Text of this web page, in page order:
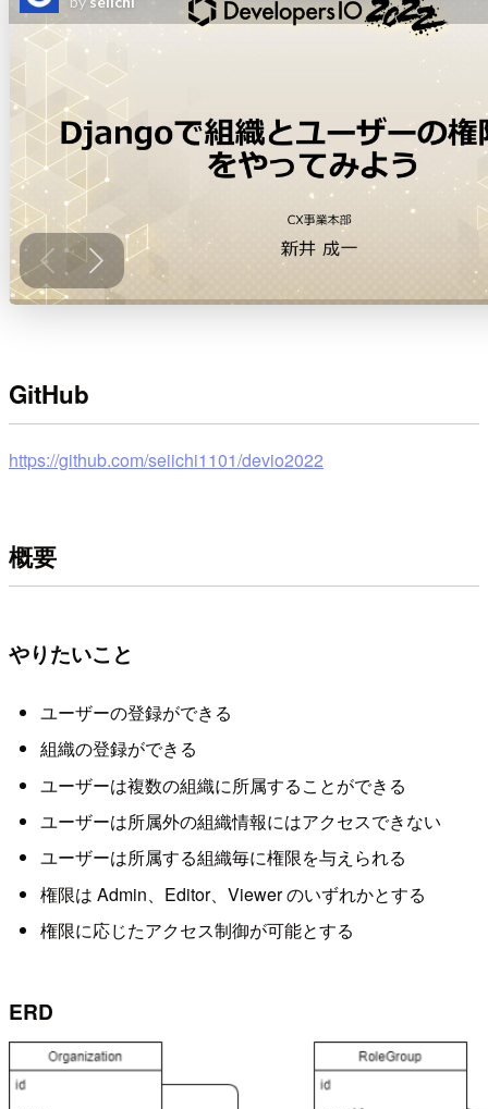
GitHub
https://github.com/seiichi1101/devio2022
概要
やりたいこと
ユーザーの登録ができる
組織の登録ができる
ユーザーは複数の組織に所属することができる
ユーザーは所属外の組織情報にはアクセスできない
ユーザーは所属する組織毎に権限を与えられる
権限は Admin、Editor、Viewer のいずれかとする
権限に応じたアクセス制御が可能とする
ERD